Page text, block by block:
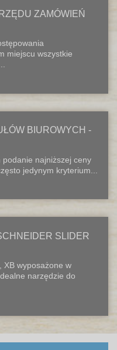
ZAMÓWIEŃ
miejscu wszystkie
BIUROWYCH -
najniższej ceny
jedynym kryterium...
SLIDER
XB wyposażone w
narzędzie do